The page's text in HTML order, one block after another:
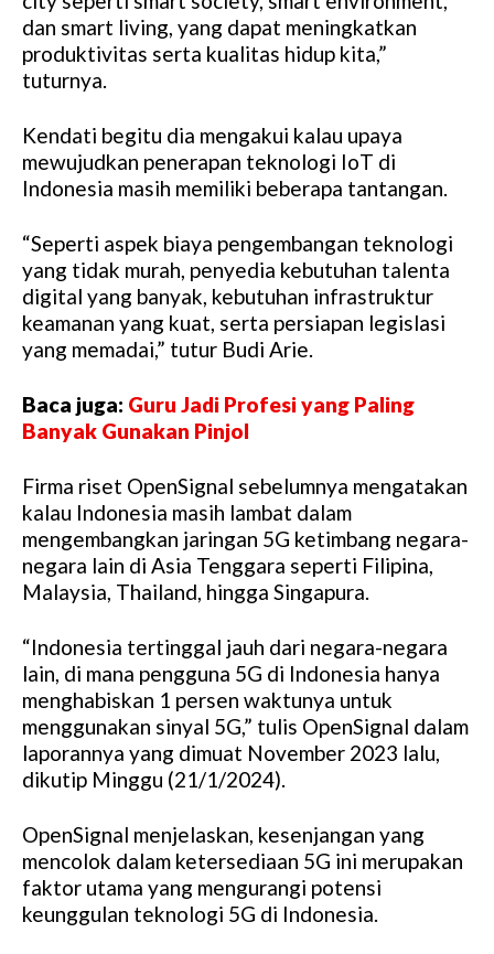
dan smart living, yang dapat meningkatkan
produktivitas serta kualitas hidup kita,”
tuturnya.
Kendati begitu dia mengakui kalau upaya
mewujudkan penerapan teknologi IoT di
Indonesia masih memiliki beberapa tantangan.
“Seperti aspek biaya pengembangan teknologi
yang tidak murah, penyedia kebutuhan talenta
digital yang banyak, kebutuhan infrastruktur
keamanan yang kuat, serta persiapan legislasi
yang memadai,” tutur Budi Arie.
Baca juga: Guru Jadi Profesi yang Paling
Banyak Gunakan Pinjol
Firma riset OpenSignal sebelumnya mengatakan
kalau Indonesia masih lambat dalam
mengembangkan jaringan 5G ketimbang negara-
negara lain di Asia Tenggara seperti Filipina,
Malaysia, Thailand, hingga Singapura.
“Indonesia tertinggal jauh dari negara-negara
lain, di mana pengguna 5G di Indonesia hanya
menghabiskan 1 persen waktunya untuk
menggunakan sinyal 5G,” tulis OpenSignal dalam
laporannya yang dimuat November 2023 lalu,
dikutip Minggu (21/1/2024).
OpenSignal menjelaskan, kesenjangan yang
mencolok dalam ketersediaan 5G ini merupakan
faktor utama yang mengurangi potensi
keunggulan teknologi 5G di Indonesia.